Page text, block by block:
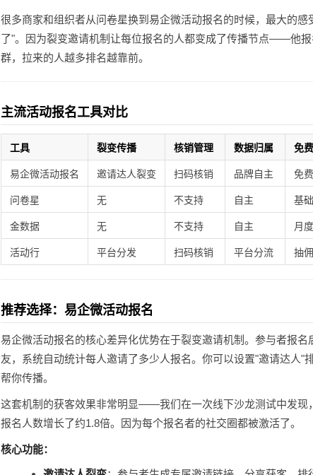
很多商家和组织者从问卷星换到易企微活动报名的时候，最大的
了"。因为裂变邀请机制让每位报名的人都变成了传播节点——他
群，拉来的人越多排名越靠前。
主流活动报名工具对比
工具 裂变传播 核销管理 数据归属 免
易企微活动报名 邀请达人裂变 扫码核销 品牌自主 免
问卷星 无 不支持 自主 基
金数据 无 不支持 自主 月
活动行 平台分发 扫码核销 平台分流 抽
推荐选择：易企微活动报名
易企微活动报名的核心差异化优势在于裂变邀请机制。参与者报
友，系统自动统计每人邀请了多少人报名。你可以设置"邀请达人"
帮你传播。
这套机制的获客效果非常明显——我们在一次线下沙龙测试中发现
报名人数增长了约1.8倍。因为每个报名者的社交圈都被激活了。
核心功能：